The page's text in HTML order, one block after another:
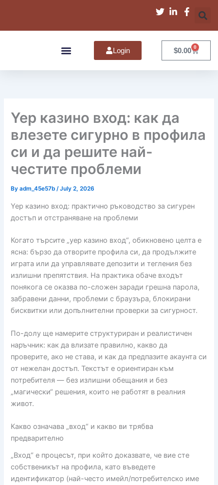
content
Login $0.00 0
Cart
Yep казино вход: как да
влезете сигурно в профила
си и да решите най-
честите проблеми
Byadm_45e57b/July 2, 2026
Yep казино вход: практично ръководство за сигурен
достъп и отстраняване на проблеми
Когато търсите „yep казино вход“, обикновено целта е
ясна: бързо да отворите профила си, да продължите
играта или да управлявате депозити и тегления без
излишни препятствия. На практика обаче входът
понякога се оказва по-сложен заради грешна парола,
забравени данни, проблеми с браузъра, блокирани
бисквитки или допълнителни проверки за сигурност.
По-долу ще намерите структуриран и реалистичен
наръчник: как да влизате правилно, какво да
проверите, ако не става, и как да предпазите акаунта си
от нежелан достъп. Текстът е ориентиран към
потребителя — без излишни обещания и без
„магически“ решения, които не работят в реалния
живот.
Какво означава „вход“ и какво ви трябва
предварително
„Вход“ е процесът, при който доказвате, че вие сте
собственикът на профила, като въведете
идентификатор (най-често имейл/потребителско име